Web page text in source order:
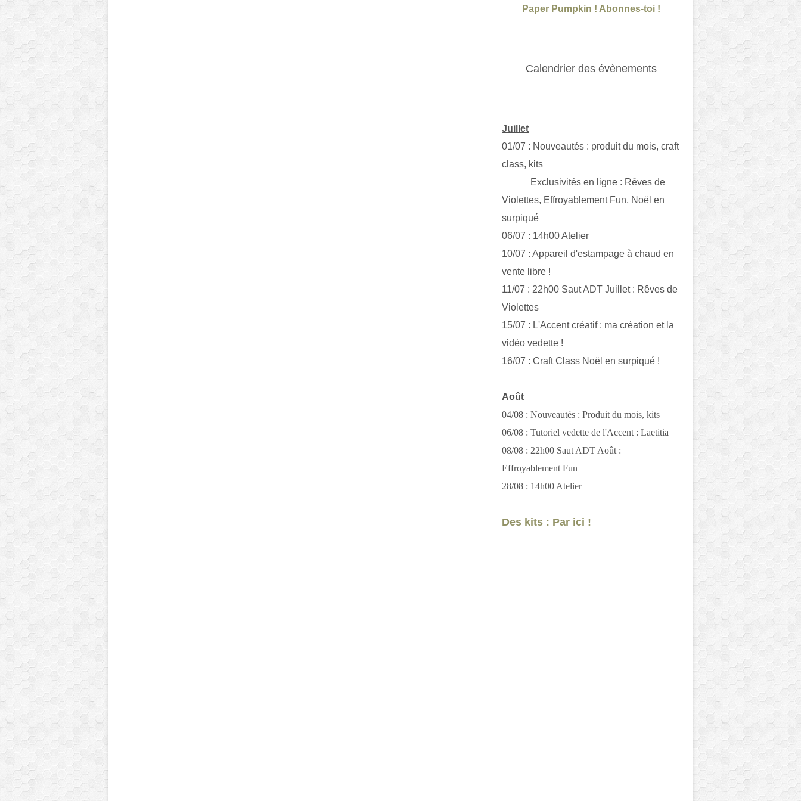
Paper Pumpkin ! Abonnes-toi !
Calendrier des évènements
Juillet
01/07 : Nouveautés : produit du mois, craft
class, kits
Exclusivités en ligne : Rêves de
Violettes, Effroyablement Fun, Noël en
surpiqué
06/07 : 14h00 Atelier
10/07 : Appareil d'estampage à chaud en
vente libre !
11/07 : 22h00 Saut ADT Juillet : Rêves de
Violettes
15/07 : L'Accent créatif : ma création et la
vidéo vedette !
16/07 : Craft Class Noël en surpiqué !
Août
04/08 : Nouveautés : Produit du mois, kits
06/08 : Tutoriel vedette de l'Accent : Laetitia
08/08 : 22h00 Saut ADT Août :
Effroyablement Fun
28/08 : 14h00 Atelier
Des kits : Par ici !